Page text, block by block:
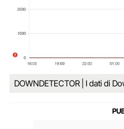
DOWNDETECTOR | I dati di